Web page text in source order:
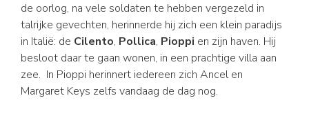
de oorlog, na vele soldaten te hebben vergezeld in
talrijke gevechten, herinnerde hij zich een klein paradijs
in Italië: de Cilento, Pollica, Pioppi en zijn haven. Hij
besloot daar te gaan wonen, in een prachtige villa aan
zee. In Pioppi herinnert iedereen zich Ancel en
Margaret Keys zelfs vandaag de dag nog.